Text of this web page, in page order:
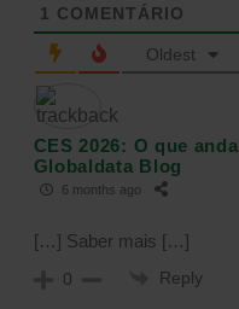
1 COMENTÁRIO
Oldest
CES 2026: O que
Globaldata Blog
6 months ago
[…] Saber mais […]
0 Reply